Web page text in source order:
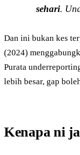
sehari.
Dan ini bukan kes
(2024)
Purata
lebih besar, gap
Kenapa ni